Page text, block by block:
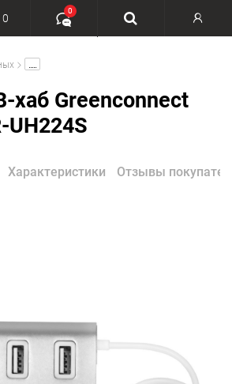
0
0
хаб Greenconnect
UH224S
Характеристики Отзывы